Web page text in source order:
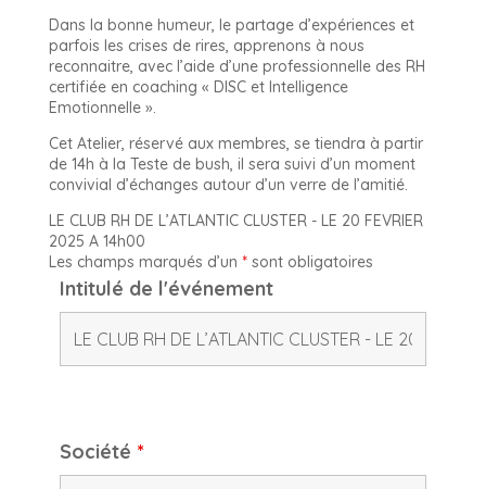
Dans la bonne humeur, le partage d’expériences et
parfois les crises de rires, apprenons à nous
reconnaitre, avec l’aide d’une professionnelle des RH
certifiée en coaching « DISC et Intelligence
Emotionnelle ».
Cet Atelier, réservé aux membres, se tiendra à partir
de 14h à la Teste de bush, il sera suivi d’un moment
convivial d’échanges autour d’un verre de l’amitié.
LE CLUB RH DE L’ATLANTIC CLUSTER - LE 20 FEVRIER
2025 A 14h00
Les champs marqués d’un *sont obligatoires
Intitulé de l'événement
Société *